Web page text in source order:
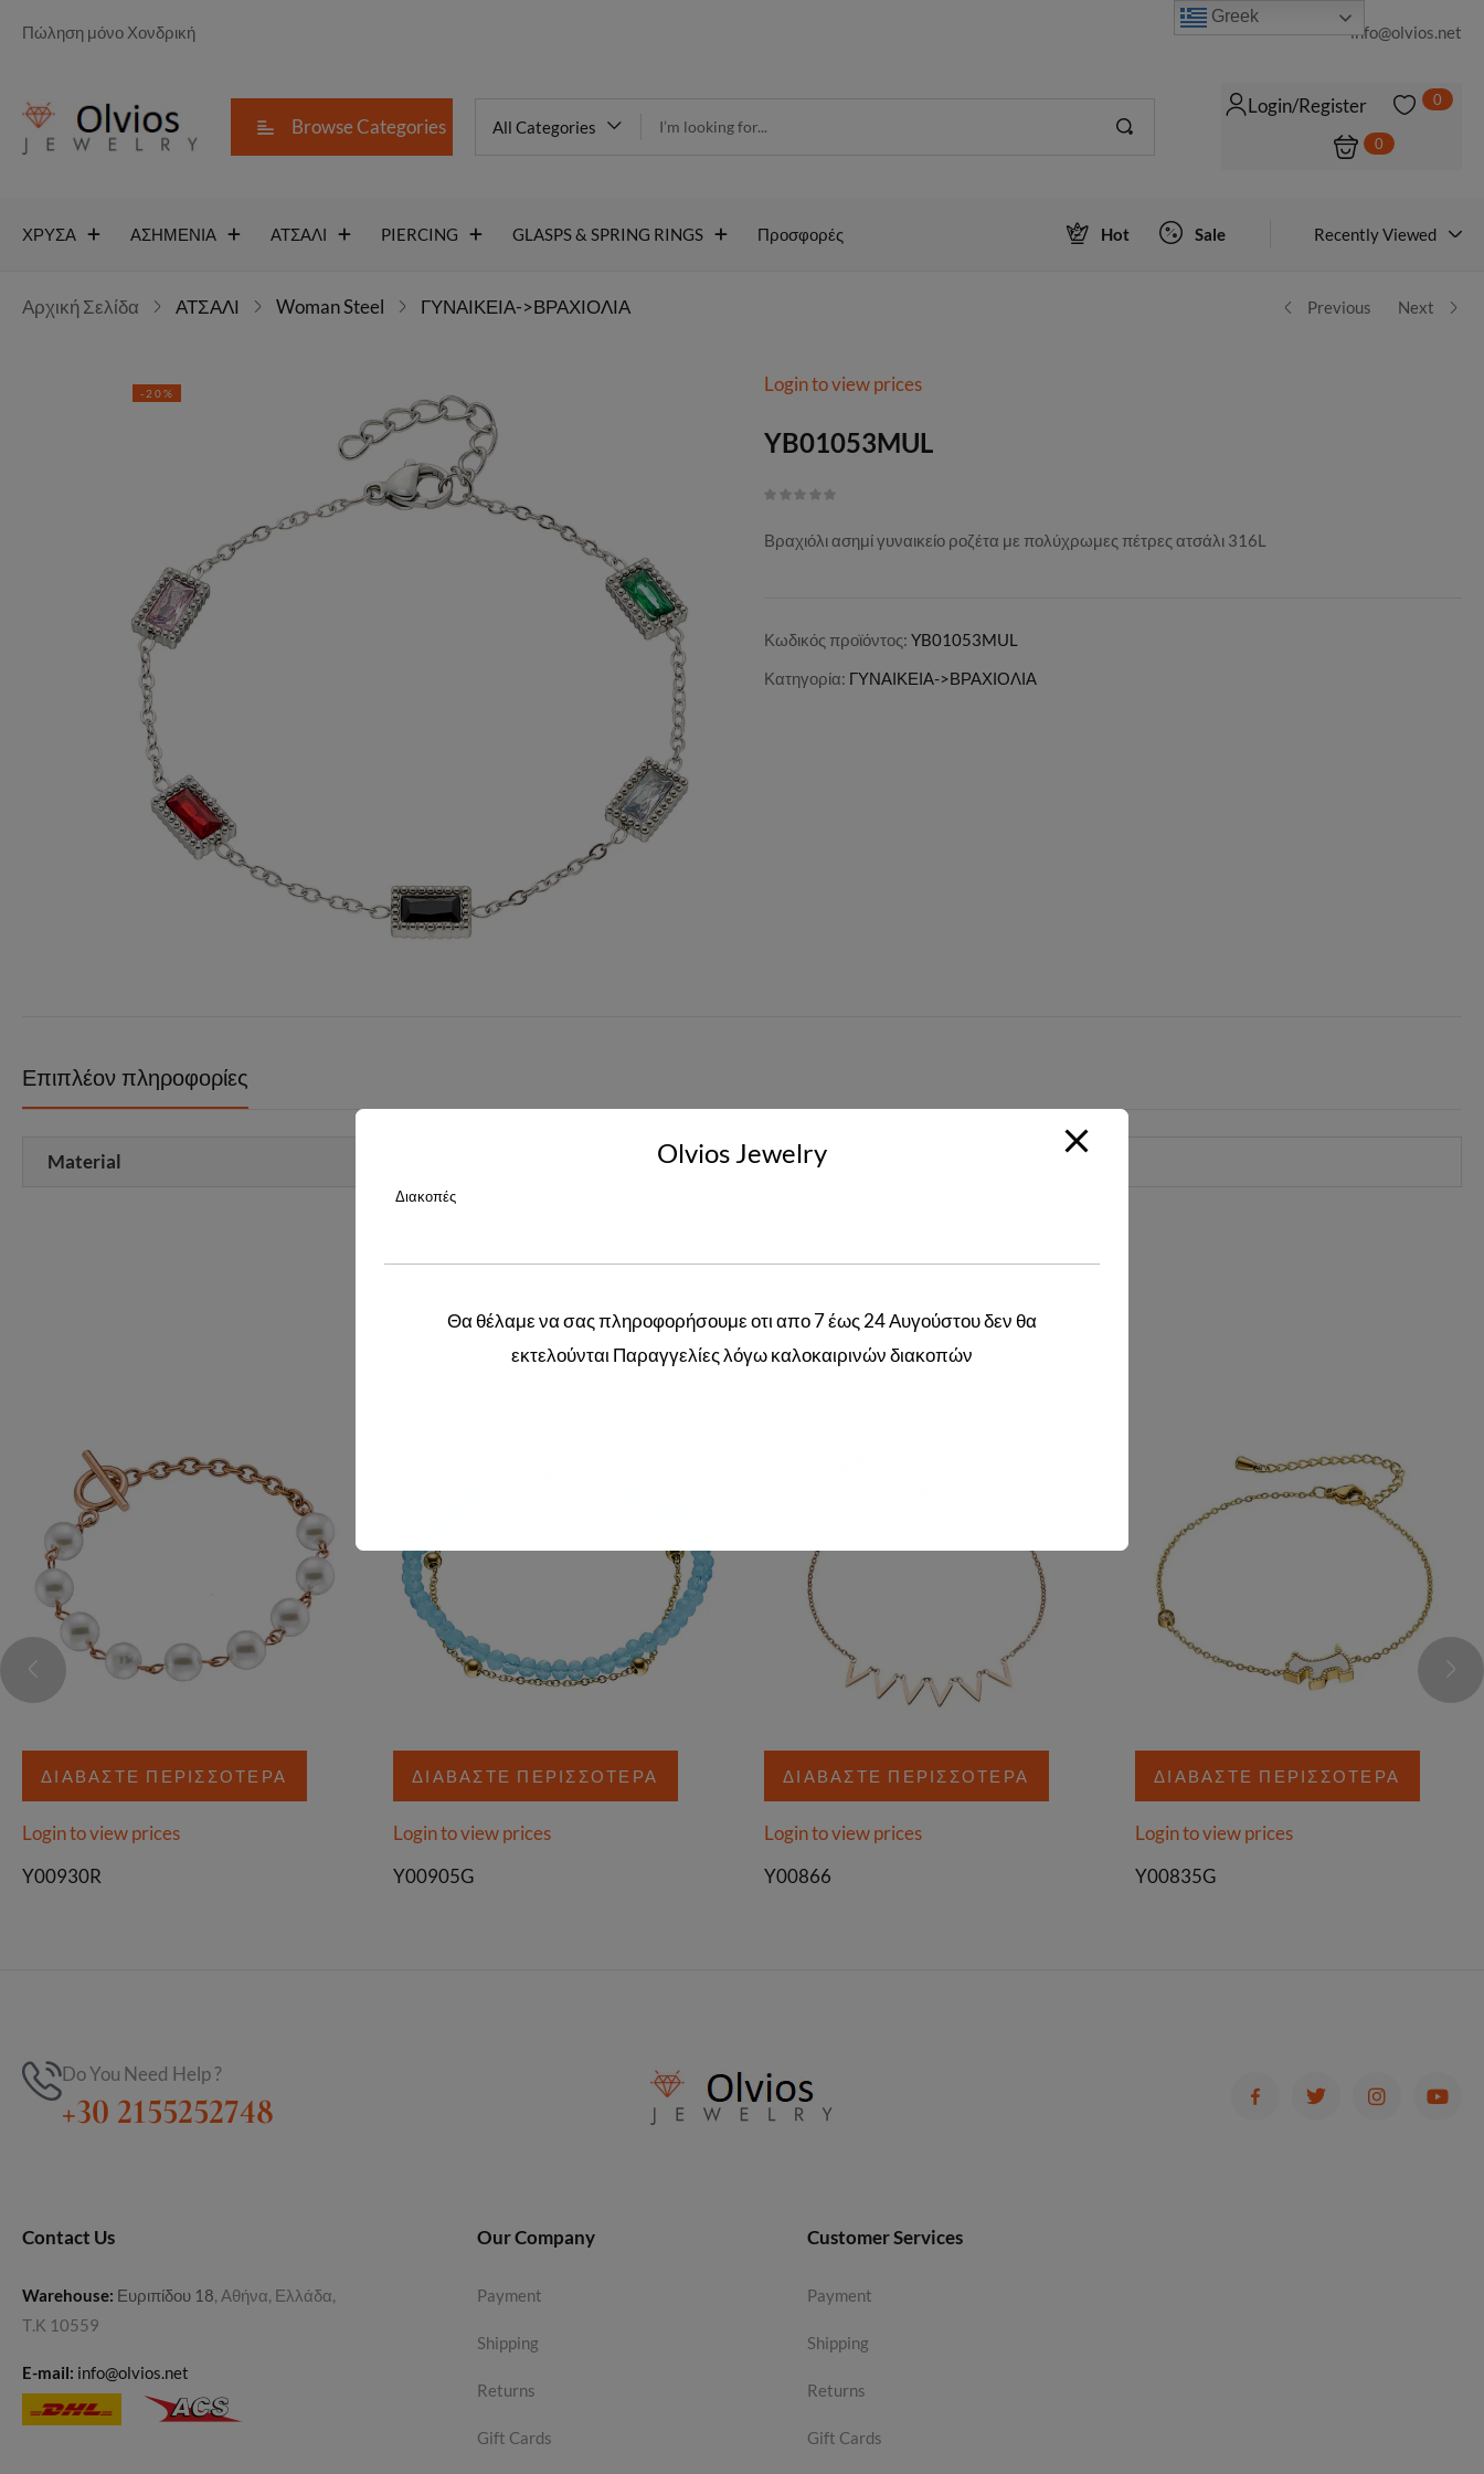
Πώληση μόνο Χονδρική info@olvios.net
Browse Categories All Categories
Login/Register 0
0
ΧΡΥΣΑ ΑΣΗΜΕΝΙΑ ΑΤΣΑΛΙ PIERCING GLASPS & SPRING RINGS Προσφορές Hot Sale Recently Viewed
Αρχική Σελίδα ΑΤΣΑΛΙ Woman Steel ΓΥΝΑΙΚΕΙΑ->ΒΡΑΧΙΟΛΙΑ Previous Next
-20% Login to view prices
YB01053MUL
Βραχιόλι ασημί γυναικείο ροζέτα με πολύχρωμες πέτρες ατσάλι 316L
Κωδικός προϊόντος: YB01053MUL
Κατηγορία: ΓΥΝΑΙΚΕΙΑ->ΒΡΑΧΙΟΛΙΑ
Επιπλέον πληροφορίες
Material Stainless Steel
Related products
ΔΙΑΒΆΣΤΕ ΠΕΡΙΣΣΌΤΕΡΑ
Login to view prices
Y00930R
ΔΙΑΒΆΣΤΕ ΠΕΡΙΣΣΌΤΕΡΑ
Login to view prices
Y00905G
ΔΙΑΒΆΣΤΕ ΠΕΡΙΣΣΌΤΕΡΑ
Login to view prices
Y00866
ΔΙΑΒΆΣΤΕ ΠΕΡΙΣΣΌΤΕΡΑ
Login to view prices
Y00835G
Do You Need Help ?
+30 2155252748
Contact Us
Warehouse: Ευριπίδου 18, Αθήνα, Ελλάδα,
Τ.Κ 10559
E-mail: info@olvios.net
Our Company
Payment
Shipping
Returns
Gift Cards
Customer Services
Payment
Shipping
Returns
Gift Cards
Greek
Olvios Jewelry
Διακοπές
Θα θέλαμε να σας πληροφορήσουμε οτι απο 7 έως 24 Αυγούστου δεν θα
εκτελούνται Παραγγελίες λόγω καλοκαιρινών διακοπών